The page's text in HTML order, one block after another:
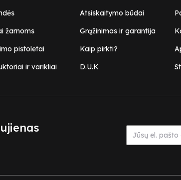
žarnoms
pistoletai
ir varikliai
Atsiskaitymo būdai
Grąžinimas ir garantija
Kaip pirkti?
D.U.K